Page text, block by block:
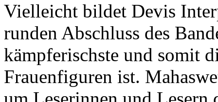
Vielleicht bildet Devis
runden Abschluss des
kämpferischste und somit
Frauenfiguren ist.